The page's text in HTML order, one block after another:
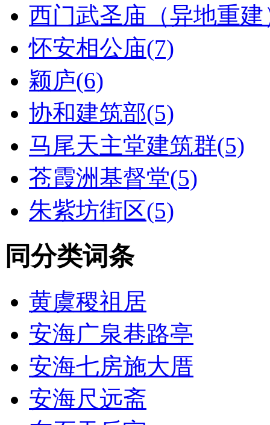
西门武圣庙（异地重建
怀安相公庙(7)
颖庐(6)
协和建筑部(5)
马尾天主堂建筑群(5)
苍霞洲基督堂(5)
朱紫坊街区(5)
同分类词条
黄虞稷祖居
安海广泉巷路亭
安海七房施大厝
安海尺远斋